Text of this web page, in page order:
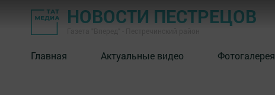
НОВОСТИ ПЕСТРЕЦОВ
Главная Актуальные видео Фотогалерея